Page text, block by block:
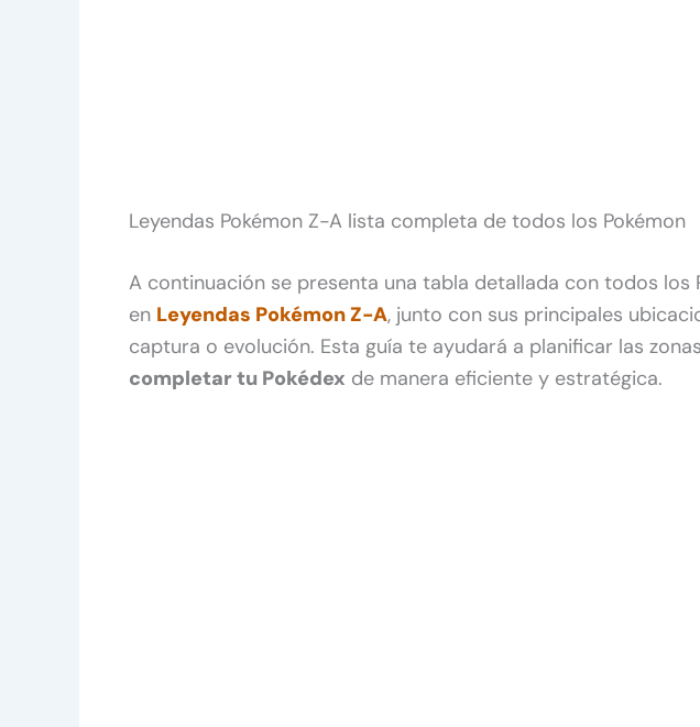
Leyendas Pokémon Z-A lista completa de todos los Pokémon
A continuación se presenta una tabla detallada con todos los
en Leyendas Pokémon Z-A, junto con sus principales
captura o evolución. Esta guía te ayudará a planificar las
completar tu Pokédex de manera eficiente y estratégica.